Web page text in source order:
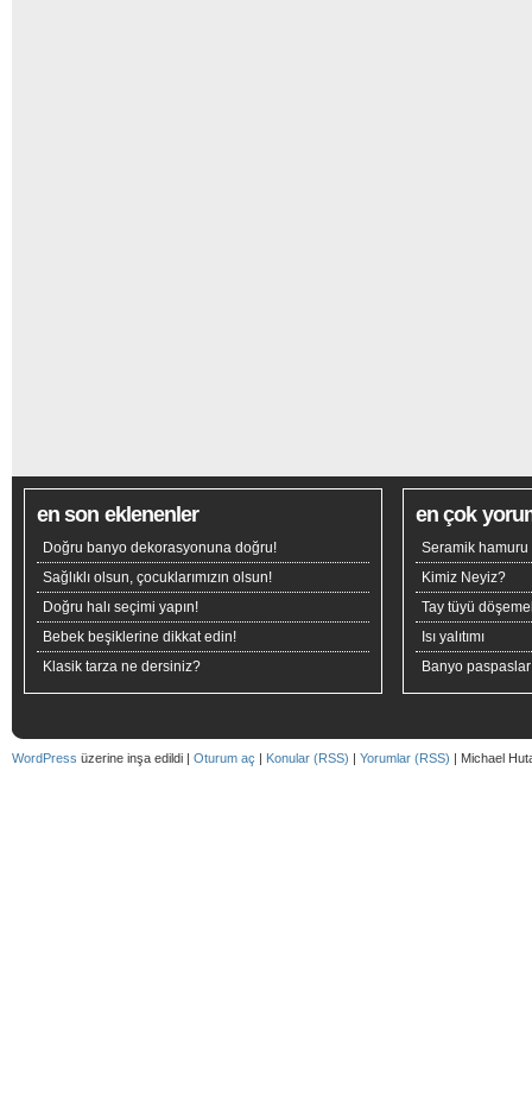
en son eklenenler
Doğru banyo dekorasyonuna doğru!
Sağlıklı olsun, çocuklarımızın olsun!
Doğru halı seçimi yapın!
Bebek beşiklerine dikkat edin!
Klasik tarza ne dersiniz?
en çok
Seramik hamuru
Kimiz Neyiz?
Tay tüyü
Isı yalıtımı
Banyo
WordPress üzerine inşa edildi | Oturum aç | Konular (RSS) | Yorumlar (RSS) | Michael